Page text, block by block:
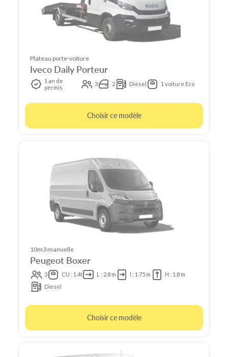
Plateau porte-voiture
Iveco Daily Porteur
1 an de
permis
3 2 Diesel 1 voiture Eco
Choisir ce modèle
10m3 manuelle
Peugeot Boxer
3 CU : 1.4t L : 2.8 m l : 1.75 m
H : 1.8 m
Diesel
Choisir ce modèle